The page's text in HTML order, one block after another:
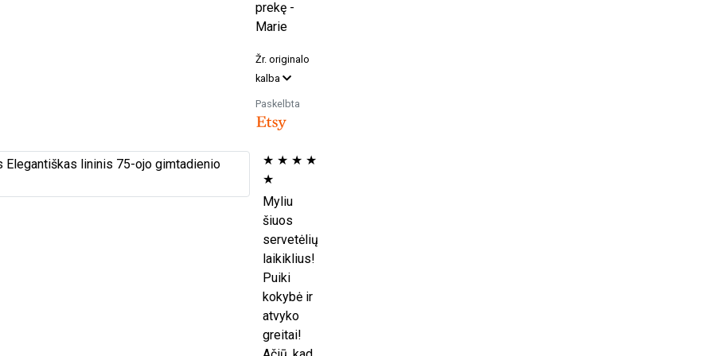
prekę -
Marie
Žr. originalo
kalba
Paskelbta
★ ★ ★ ★
★
Myliu
šiuos
servetėlių
laikiklius!
Puiki
kokybė ir
atvyko
greitai!